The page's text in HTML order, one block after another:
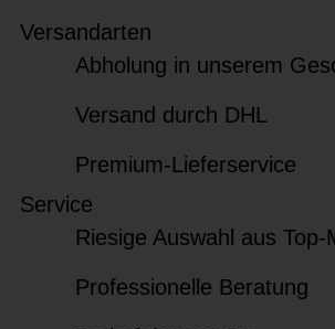
Versandarten
Abholung in unserem
Versand durch DHL
Premium-Lieferservice
Service
Riesige Auswahl aus Top-
Professionelle Beratung